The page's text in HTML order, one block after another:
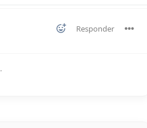
Responder
.